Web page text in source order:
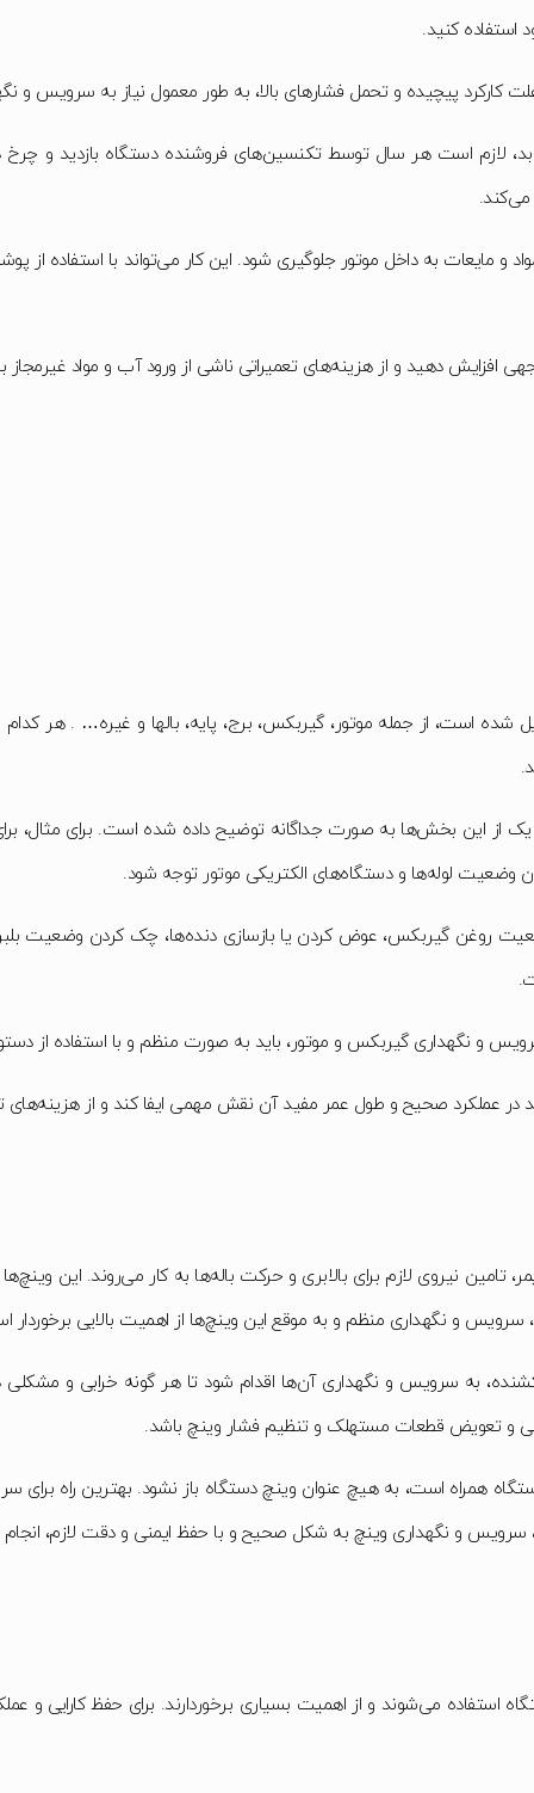
استفاده کنید.
پیچیده و تحمل فشارهای بالا، به طور معمول نیاز به سرویس و
لازم است هر سال توسط تکنسین‌های فروشنده دستگاه بازدید و
مواد و مایعات به داخل موتور جلوگیری شود. این کار می‌تواند با
افزایش دهید و از هزینه‌های تعمیراتی ناشی از ورود آب و مواد
است، از جمله موتور، گیربکس، برج، پایه، بالها و غیره… . هر کدام
از این بخش‌ها به صورت جداگانه توضیح داده شده است. برای مثال،
لوله‌ها و دستگاه‌های الکتریکی موتور توجه شود.
روغن گیربکس، عوض کردن یا بازسازی دنده‌ها، چک کردن وضعیت
و نگهداری گیربکس و موتور، باید به صورت منظم و با استفاده از
در عملکرد صحیح و طول عمر مفید آن نقش مهمی ایفا کند و از هزینه‌های
نیروی لازم برای بالابری و حرکت باله‌ها به کار می‌روند. این
و نگهداری منظم و به موقع این وینچ‌ها از اهمیت بالایی برخوردار
به سرویس و نگهداری آن‌ها اقدام شود تا هر گونه خرابی و
و تعویض قطعات مستهلک و تنظیم فشار وینچ باشد.
همراه است، به هیچ عنوان وینچ دستگاه باز نشود. بهترین راه
سرویس و نگهداری وینچ به شکل صحیح و با حفظ ایمنی و دقت لازم،
استفاده می‌شوند و از اهمیت بسیاری برخوردارند. برای حفظ کارایی و